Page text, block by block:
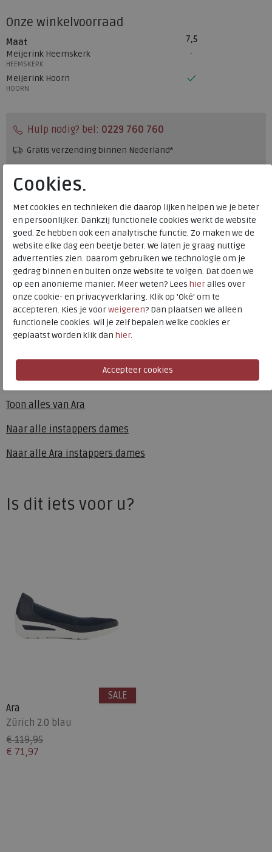
Toon alles van Ara
Naar alle instappers dames
Naar alle Ara instappers dames
Onze winkelvoorraad
Maat
7,5
Meijerink Heemskerk
HEEMSKERK
Meijerink Hoorn
HOORN
Hulp nodig? bel: 0229 760 760
Gratis verzending binnen Nederland*
Altijd retourneren, binnen 1 werkdag terugbetaald
Merk
Ara
Fabrikantcode
1250664-08
Bestelcode
240.19.000001
Kleur
Sand
Materiaal
Leer
Wijdtemaat
h
Uitneembaar voetbed
nee
Is dit iets voor u?
Ara
Zürich 2.0 blau
€ 119,95
€ 71,97
SALE
Cookies.
Met cookies en technieken die daarop lijken helpen we je beter
en persoonlijker. Dankzij functionele cookies werkt de website
goed. Ze hebben ook een analytische functie. Zo maken we de
website elke dag een beetje beter. We laten je graag nuttige
advertenties zien. Daarom gebruiken we technologie om je
gedrag binnen en buiten onze website te volgen. Dat doen we
op een anonieme manier. Meer weten? Lees hieralles over
onze cookie- en privacyverklaring. Klik op 'Oké' om te
accepteren. Kies je voorweigeren? Dan plaatsen we alleen
functionele cookies. Wil je zelf bepalen welke cookies er
geplaatst worden klik dan hier.